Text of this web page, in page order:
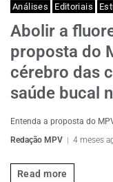
Análises Editoriais
Abolir a
proposta do
cérebro das
saúde bucal
Entenda a proposta do
Redação MPV
4 meses
Read more